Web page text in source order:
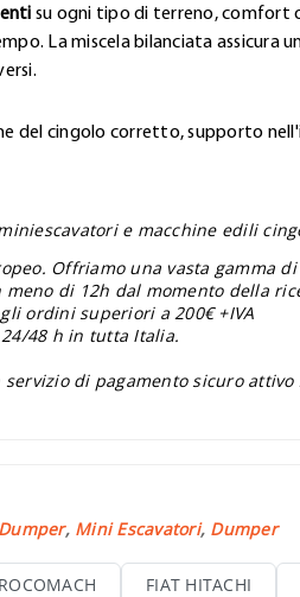
su ogni tipo di terreno, comfort
La miscela bilanciata assicura
del cingolo corretto, supporto
e macchine edili
Offriamo una vasta gamma
di 12h dal momento della
ordini superiori a 200€ +IVA
48 h in tutta Italia.
di pagamento sicuro
, Mini Escavatori, Dumper
FIAT HITACHI